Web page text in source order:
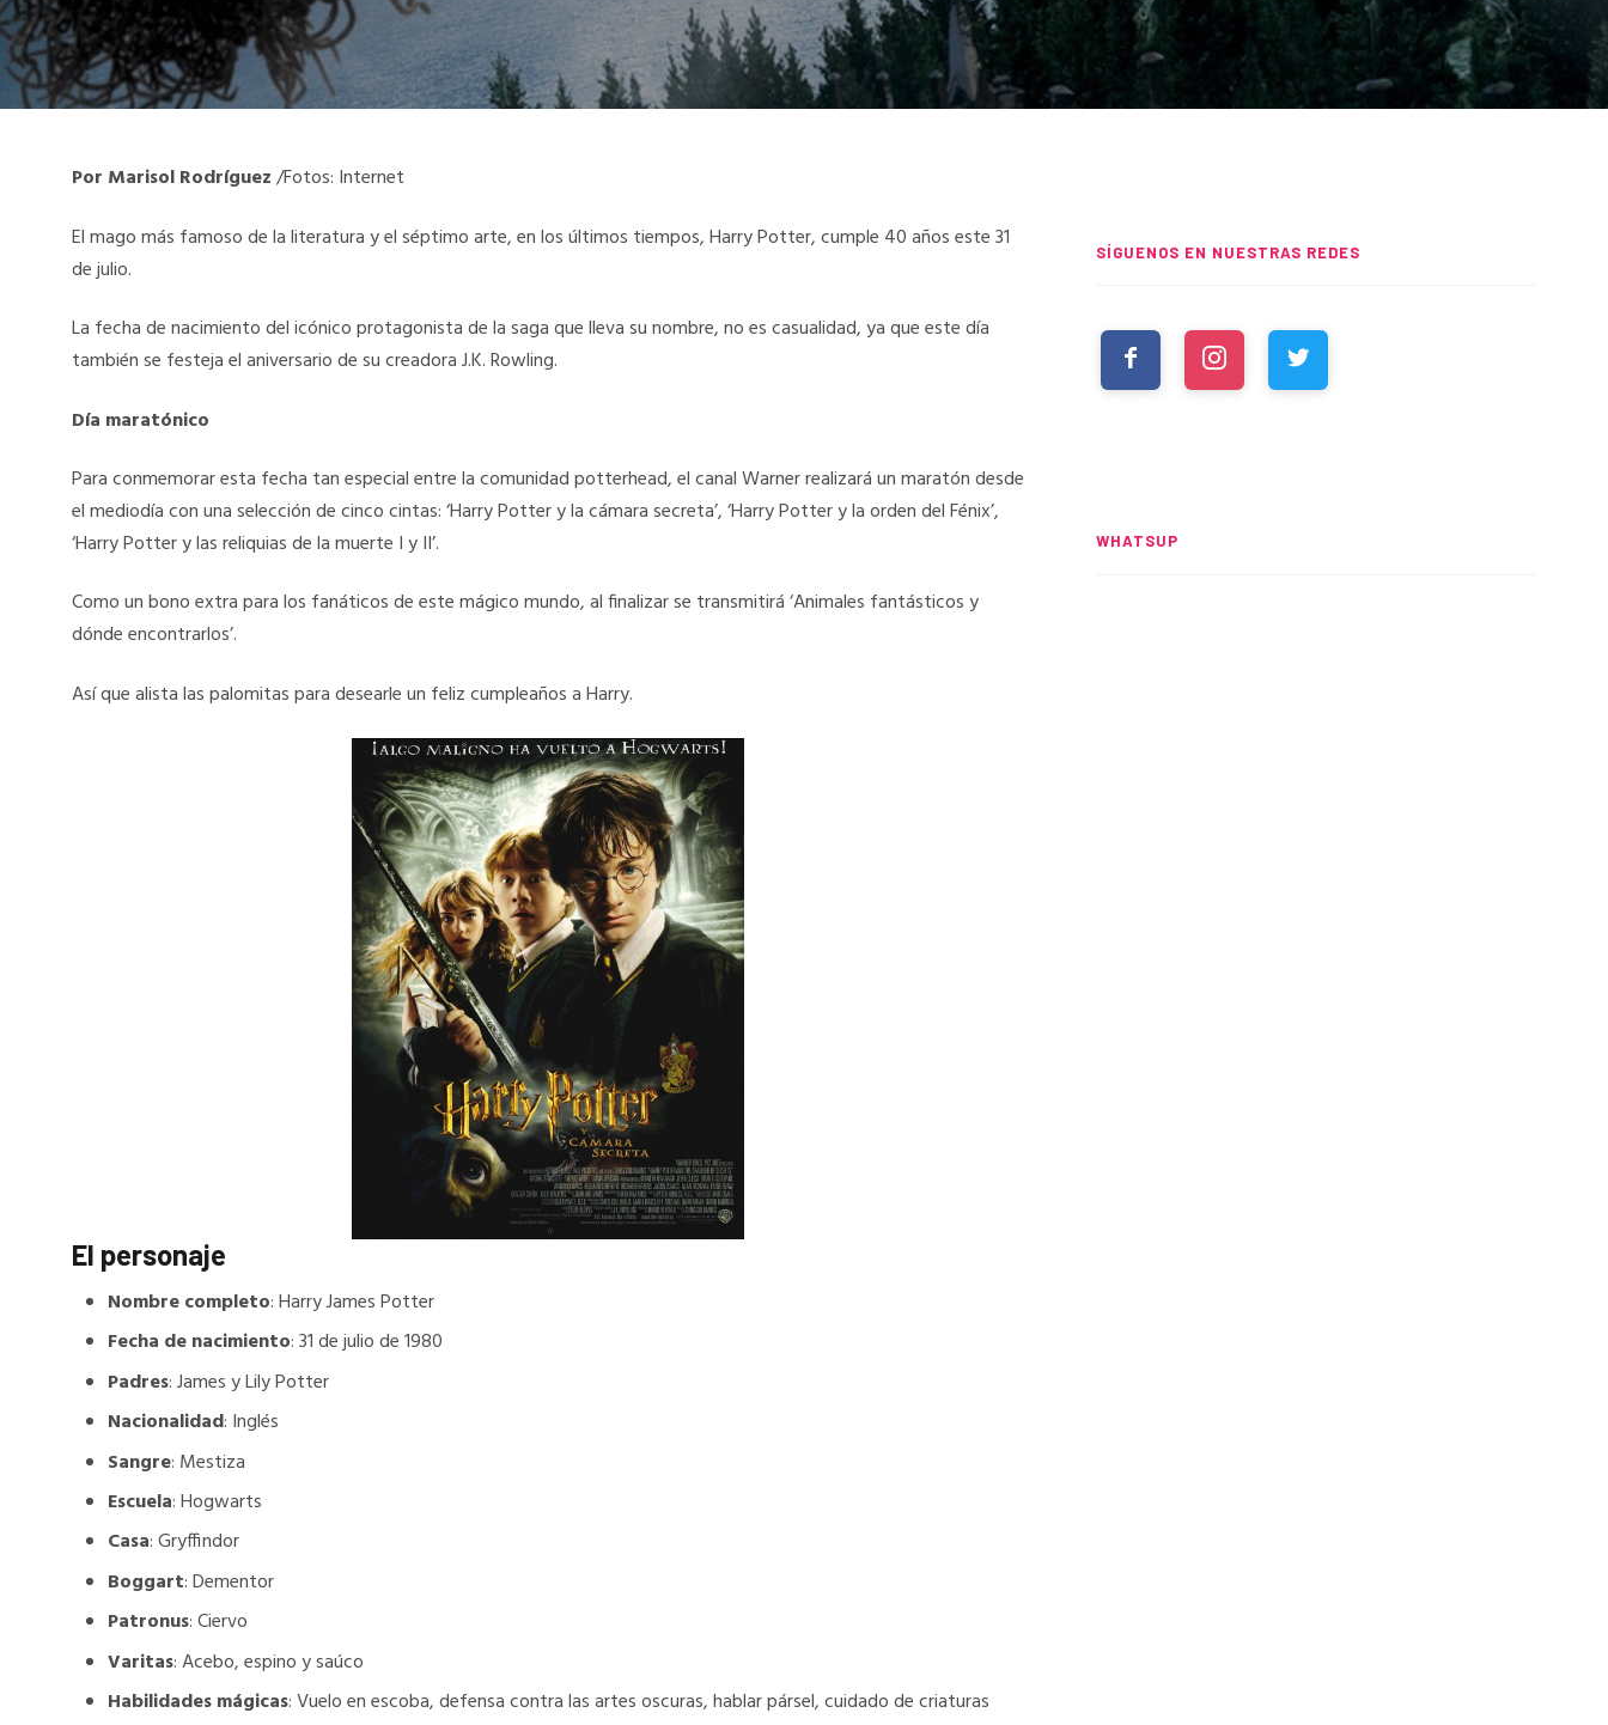
Por Marisol Rodríguez/Fotos: Internet
El mago más famoso de la literatura y el séptimo arte, en los últimos tiempos, Harry Potter, cumple 40 años este 31
de julio.
La fecha de nacimiento del icónico protagonista de la saga que lleva su nombre, no es casualidad, ya que este día
también se festeja el aniversario de su creadora J.K. Rowling.
Día maratónico
Para conmemorar esta fecha tan especial entre la comunidad potterhead, el canal Warner realizará un maratón desde
el mediodía con una selección de cinco cintas: ‘Harry Potter y la cámara secreta’, ‘Harry Potter y la orden del Fénix’,
‘Harry Potter y las reliquias de la muerte I y II’.
Como un bono extra para los fanáticos de este mágico mundo, al finalizar se transmitirá ‘Animales fantásticos y
dónde encontrarlos’.
Así que alista las palomitas para desearle un feliz cumpleaños a Harry.
El personaje
Nombre completo: Harry James Potter
Fecha de nacimiento: 31 de julio de 1980
Padres: James y Lily Potter
Nacionalidad: Inglés
Sangre: Mestiza
Escuela: Hogwarts
Casa: Gryffindor
Boggart: Dementor
Patronus: Ciervo
Varitas: Acebo, espino y saúco
Habilidades mágicas: Vuelo en escoba, defensa contra las artes oscuras, hablar pársel, cuidado de criaturas
SÍGUENOS EN NUESTRAS REDES
WHATSUP